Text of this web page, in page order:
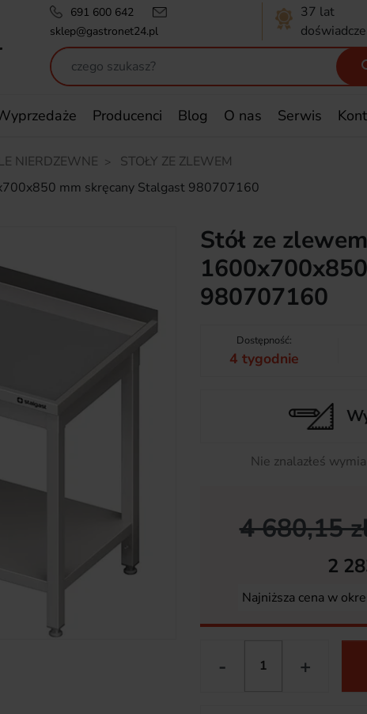
691 600 642
sklep@gastronet24.pl
37 lat
Producenci Blog O nas Serwis
NIERDZEWNE
STOŁY ZE ZLEWEM
mm skręcany Stalgast 980707160
Stół ze
980707160
Dostępność:
4 tygodnie
Nie znalazłeś
4 680,15
2
Najniższa cena w
- +